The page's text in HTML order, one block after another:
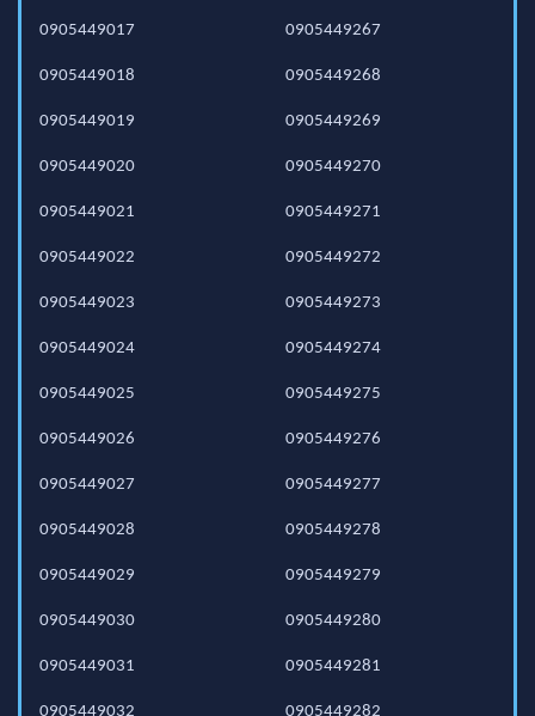
0905449017
0905449018
0905449019
0905449020
0905449021
0905449022
0905449023
0905449024
0905449025
0905449026
0905449027
0905449028
0905449029
0905449030
0905449031
0905449032
0905449267
0905449268
0905449269
0905449270
0905449271
0905449272
0905449273
0905449274
0905449275
0905449276
0905449277
0905449278
0905449279
0905449280
0905449281
0905449282